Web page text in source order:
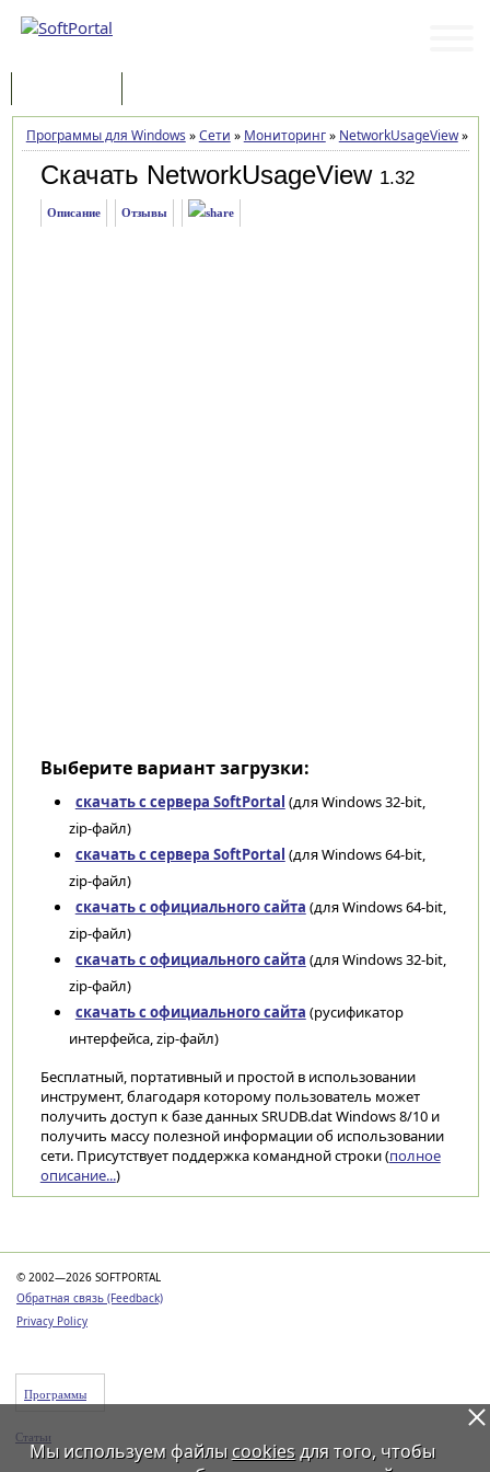
Программы для Windows »Сети » Мониторинг» NetworkUsageView»
Скачать NetworkUsageView 1.32
Описание Отзывы
Выберите вариант загрузки:
скачать с сервера SoftPortal (для Windows 32-bit,
zip-файл)
скачать с сервера SoftPortal (для Windows 64-bit,
zip-файл)
скачать с официального сайта (для Windows 64-bit,
zip-файл)
скачать с официального сайта (для Windows 32-bit,
zip-файл)
скачать с официального сайта (русификатор
интерфейса, zip-файл)
Бесплатный, портативный и простой в использовании
инструмент, благодаря которому пользователь может
получить доступ к базе данных SRUDB.dat Windows 8/10 и
получить массу полезной информации об использовании
сети. Присутствует поддержка командной строки (полное
описание...)
© 2002—2026 SOFTPORTAL
Обратная связь (Feedback)
Privacy Policy
Программы
Статьи
Мы используем файлы cookiesдля того, чтобы